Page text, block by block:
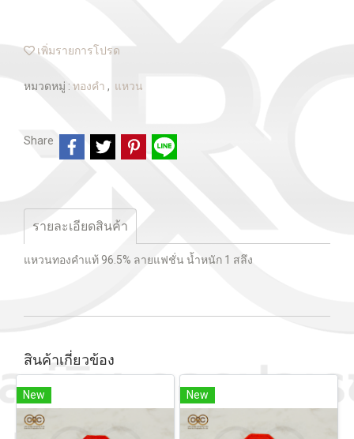
เพิ่มรายการโปรด
หมวดหมู่ : ทองคำ , แหวน
Share
รายละเอียดสินค้า
แหวนทองคำแท้ 96.5% ลายแฟชั่น น้ำหนัก 1 สลึง
สินค้าเกี่ยวข้อง
New New